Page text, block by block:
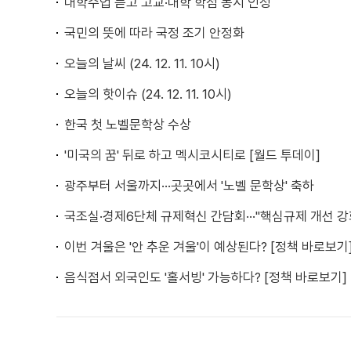
국민의 뜻에 따라 국정 조기 안정화
오늘의 날씨 (24. 12. 11. 10시)
오늘의 핫이슈 (24. 12. 11. 10시)
한국 첫 노벨문학상 수상
'미국의 꿈' 뒤로 하고 멕시코시티로 [월드 투데이]
광주부터 서울까지···곳곳에서 '노벨 문학상' 축하
국조실·경제6단체 규제혁신 간담회···"핵심규제 개선
이번 겨울은 '안 추운 겨울'이 예상된다? [정책 바로보
음식점서 외국인도 '홀서빙' 가능하다? [정책 바로보기]